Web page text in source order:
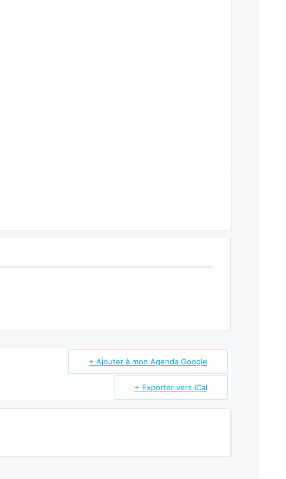
+ Ajouter à mon Agenda Google
+ Exporter vers iCal